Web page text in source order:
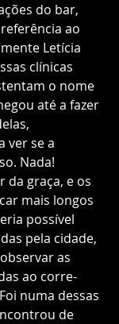
do bar,
ao
Letícia
clínicas
o nome
até a fazer
ver se a
Nada!
da graça, e os
mais longos
possível
pela cidade,
as
ao corre-
numa dessas
de